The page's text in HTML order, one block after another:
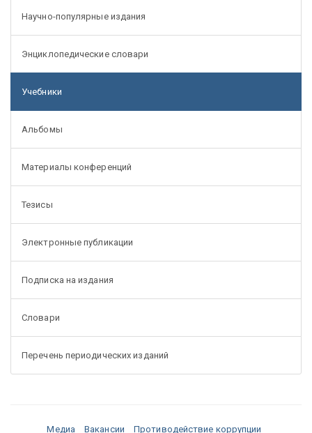
Научно-популярные издания
Энциклопедические словари
Учебники
Альбомы
Материалы конференций
Тезисы
Электронные публикации
Подписка на издания
Словари
Перечень периодических изданий
Медиа Вакансии Противодействие коррупции